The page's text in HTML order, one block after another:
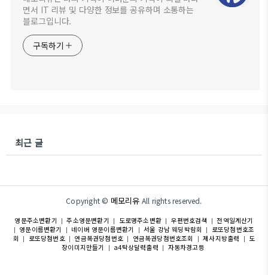
면서 IT 리뷰 및 다양한 정보를 공유하며 소통하는
블로그입니다.
구독하기
최근 글
Copyright © 메모리유 All rights reserved.
영문주소변환기 | 주소영문변환기 | 도로명주소변환 | 우편번호검색 | 전역일계산기
| 영문이름변환기 | 네이버 영문이름변환기 | 서울 강남 웨딩박람회 |
로또당첨번호조
회
| 로또당첨번호 | 연금복권당첨번호 | 연금복권당첨번호조회 | 제사지방출력 | 도
장이미지만들기
| a4탁상달력출력 | 자동차경고등